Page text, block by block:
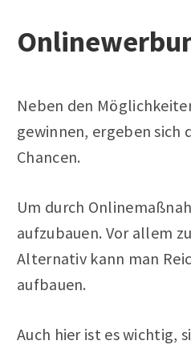
Neben den
gewinnen, ergeben sich
Chancen.
Um durch
aufzubauen. Vor allem
Alternativ kann man
aufbauen.
Auch hier ist es wichtig,